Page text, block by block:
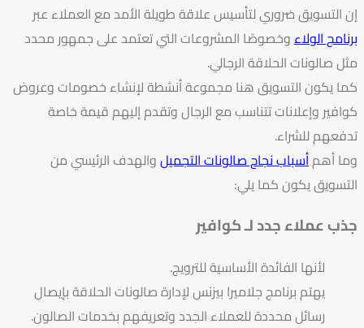
إن التسويق ضروري لتأسيس علاقة طويلة الأمد مع العملاء عبر
برنامج الولاءوخصوصًا المشروعات التي تعتمد على جمهور محدد
مثل صالونات الحلاقة الرجالي.
كما يكون التسويق هنا مجموعة أنشطة لإنشاء خصومات وعروض
كوافير وإعلانات تتناسب مع الرجال وتقدم إليهم قيمة خاصة
تدفعهم للشراء.
وما أهمأسباب نجاح صالونات التجميلوالهدف الرئيسي من
التسويق يكون كما يلي:
جذب عملاء جدد لـ كوافير
لأنها الفائدة الأساسية للترويج.
يهتم برنامج جلاميرا بيزنس لإدارة صالونات الحلاقة بإيصال
رسائل محددة للعملاء الجدد وتعريفهم بخدمات الصالون.